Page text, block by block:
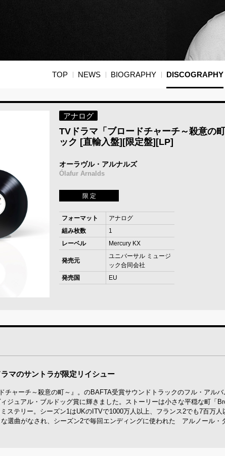
TOP NEWS BIOGRAPHY DISCOGRAPHY
アナログ
TVドラマ「ブロードチャーチ～殺意の
ック [直輸入盤][限定盤][LP]
オーラヴル・アルナルズ
Ólafur Arnalds
限 定
フォーマット
アナログ
組み枚数
1
レーベル
Mercury KX
発売元
ユニバーサル ミュージ
ック合同会社
発売国
EU
マのサントラが限定リイシュー
チャーチ～殺意の町～』。のBAFTA受賞サウンドトラックのフル・アル
ジュアル・ブルドッグ賞に輝きました。ストーリーは小さな平穏な町「
ステリー。シーズン1はUKのITVで1000万人以上、フランス2でも7百万人
選曲がなされ、シーズン2で毎回エンディングに使われた アルノール・